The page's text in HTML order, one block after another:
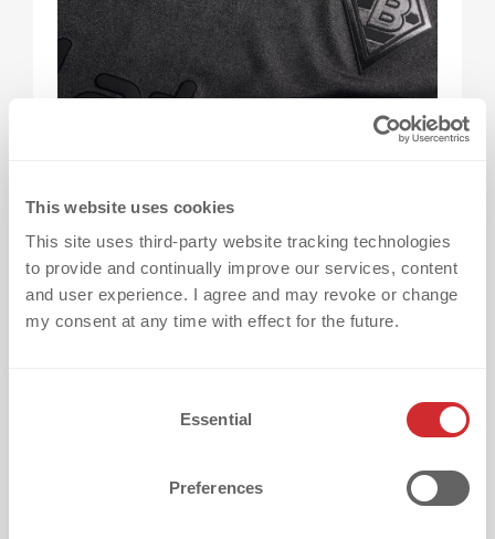
This website uses cookies
This site uses third-party website tracking technologies
to provide and continually improve our services, content
and user experience. I agree and may revoke or change
my consent at any time with effect for the future.
Essential
Preferences
unica. L'integrazione della tecnologia Smart e
una vasta gamma di effetti li rende la scelta
preferita per applicazioni su abbigliamento
Inoltre, la combinazione del
con
innovazione, nota comeLENTEX®